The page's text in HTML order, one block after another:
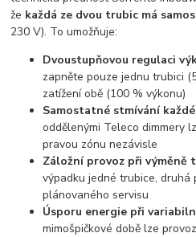
že každá ze dvou trubic má
230 V). To umožňuje:
Dvoustupňovou regulaci
zapněte pouze jednu trubici
zatížení obě (100 % výkonu)
Samostatné stmívání
oddělenými Teleco dimmery
pravou zónu nezávisle
Záložní provoz při výměně
výpadku jedné trubice, druhá
plánovaného servisu
Úsporu energie při
mimošpičkové době lze